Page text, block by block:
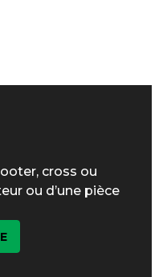
cross ou
ou d’une pièce